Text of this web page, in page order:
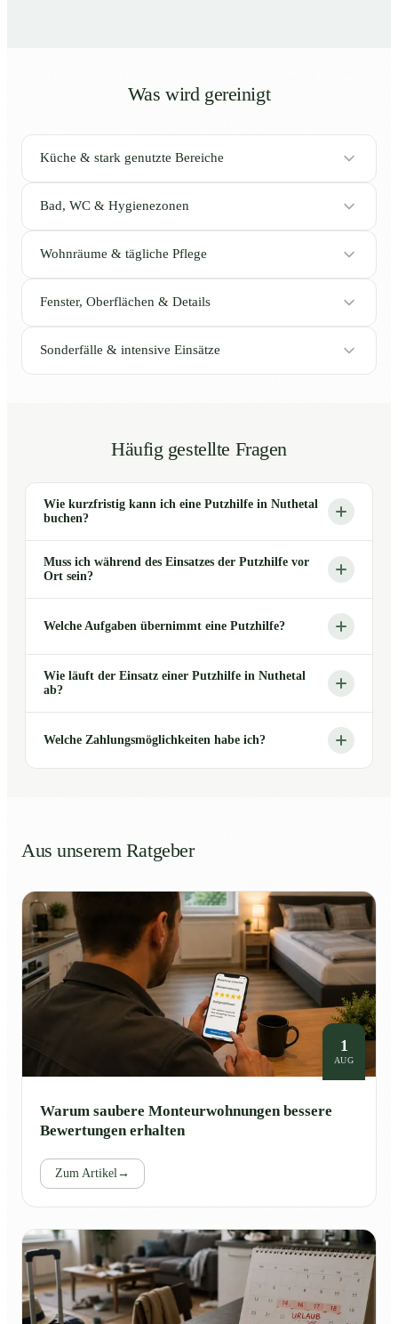
Was wird gereinigt
Küche & stark genutzte Bereiche
Bad, WC & Hygienezonen
Wohnräume & tägliche Pflege
Fenster, Oberflächen & Details
Sonderfälle & intensive Einsätze
Häufig gestellte Fragen
Wie kurzfristig kann ich eine Putzhilfe in Nuthetal
buchen?
Muss ich während des Einsatzes der Putzhilfe vor
Ort sein?
Welche Aufgaben übernimmt eine Putzhilfe?
Wie läuft der Einsatz einer Putzhilfe in Nuthetal
ab?
Welche Zahlungsmöglichkeiten habe ich?
Aus unserem Ratgeber
1
AUG
Warum saubere Monteurwohnungen bessere
Bewertungen erhalten
Zum Artikel →